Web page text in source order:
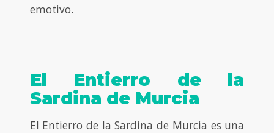
emotivo.
El Entierro de la
Sardina de Murcia
El Entierro de la Sardina de Murcia es una